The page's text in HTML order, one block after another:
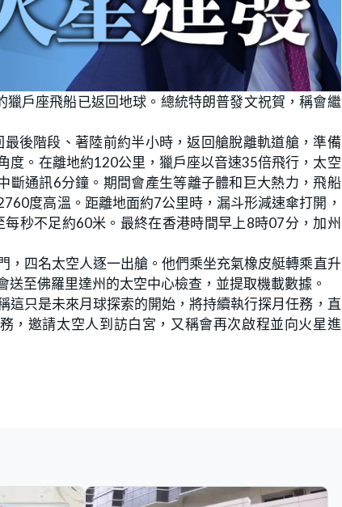
獵戶座飛船已返回地球。總統特朗普發文祝賀，稱會繼
後階段、著陸前約半小時，返回艙脫離軌道艙，準備
度。在離地約120公里，獵戶座以音速35倍飛行，太空
斷通訊6分鐘。期間會產生等離子體和巨大熱力，飛船
度高溫。距離地面約7公里時，漏斗形減速傘打開，
秒不足約60米。最終在香港時間早上8時07分，加州
四名太空人逐一出艙。他們乘坐充氣橡皮艇轉乘直升
至佛羅里達州的太空中心檢查，並提取機載數據。
只是未來月球探索的開始，將持續執行探月任務，直
，邀請太空人到訪白宮，又稱會再次啟程並向火星進